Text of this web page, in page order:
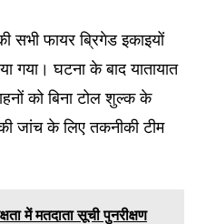
सभी फायर ब्रिगेड इकाइयों
गया। घटना के बाद यातायात
को बिना टोल शुल्क के
जांच के लिए तकनीकी टीम
में मतदाता सूची पुनरीक्षण